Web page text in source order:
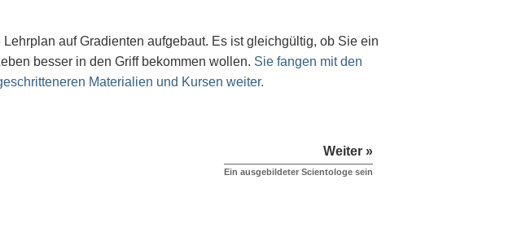
auf Gradienten aufgebaut. Es ist gleichgültig, ob Sie ein
besser in den Griff bekommen wollen. Sie fangen mit den
Materialien und Kursen weiter.
Weiter »
Ein ausgebildeter Scientologe sein